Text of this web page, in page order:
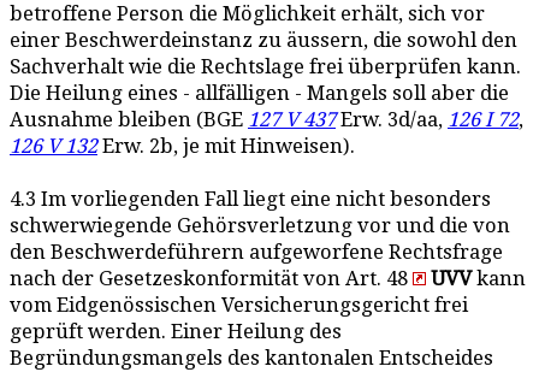
betroffene Person die Möglichkeit erhält, sich vor
einer Beschwerdeinstanz zu äussern, die sowohl den
Sachverhalt wie die Rechtslage frei überprüfen kann.
Die Heilung eines - allfälligen - Mangels soll aber die
Ausnahme bleiben (BGE 127 V 437Erw. 3d/aa, 126 I 72,
126 V 132Erw. 2b, je mit Hinweisen).
4.3 Im vorliegenden Fall liegt eine nicht besonders
schwerwiegende Gehörsverletzung vor und die von
den Beschwerdeführern aufgeworfene Rechtsfrage
nach der Gesetzeskonformität von Art. 48
UVVkann
vom Eidgenössischen Versicherungsgericht frei
geprüft werden. Einer Heilung des
Begründungsmangels des kantonalen Entscheides